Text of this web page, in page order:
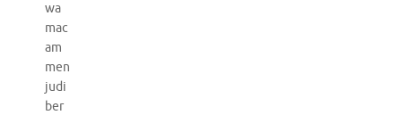
wa
mac
am
men
judi
ber